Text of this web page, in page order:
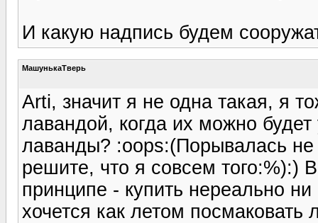
И какую надпись будем
МашунькаТверь
Arti, значит я не одна такая, я
лавандой, когда их можно
лаванды? :oops:(Порывалась не
решите, что я совсем того:%):)
принципе - купить нереально
хочется как летом